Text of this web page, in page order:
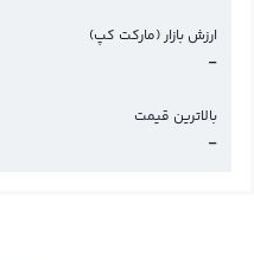
ارزش بازار (مارکت کپ)
-
بالاترین قیمت
-